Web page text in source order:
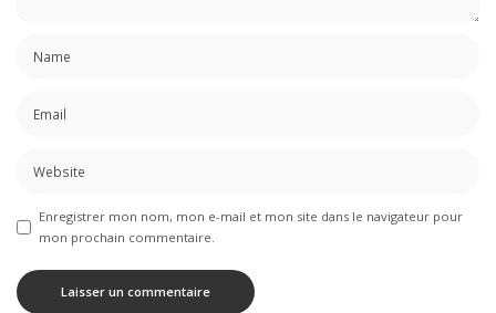
Enregistrer mon nom, mon e-mail et mon site dans le navigateur pour
mon prochain commentaire.